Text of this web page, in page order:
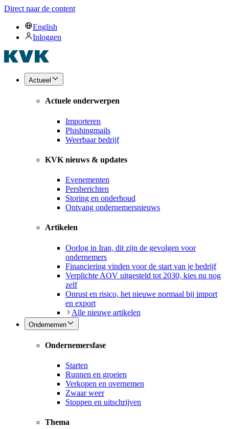
Direct naar de content
English
Inloggen
Actueel
Actuele onderwerpen
Importeren
Phishingmails
Weerbaar bedrijf
KVK nieuws & updates
Evenementen
Persberichten
Storing en onderhoud
Ontvang ondernemersnieuws
Artikelen
Oorlog in Iran, dit zijn de gevolgen voor
ondernemers
Financiering vinden voor de start van je bedrijf
Verplichte AOV uitgesteld tot 2030, kies nu nog
zelf
Onrust en risico, het nieuwe normaal bij import
en export
Alle nieuwe artikelen
Ondernemen
Ondernemersfase
Starten
Runnen en groeien
Verkopen en overnemen
Zwaar weer
Stoppen en uitschrijven
Thema